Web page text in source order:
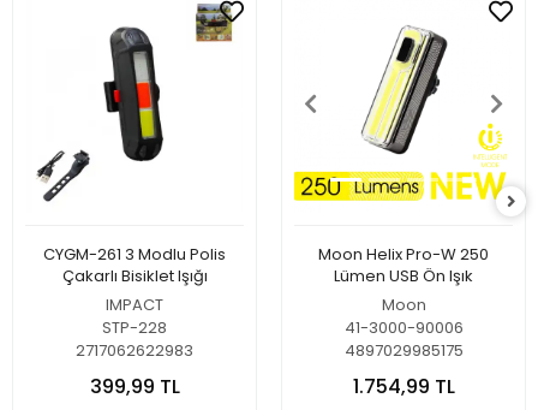
CYGM-261 3 Modlu Polis
Çakarlı Bisiklet Işığı
IMPACT
STP-228
2717062622983
399,99 TL
Moon Helix Pro-W 250
Lümen USB Ön Işık
Moon
41-3000-90006
4897029985175
1.754,99 TL